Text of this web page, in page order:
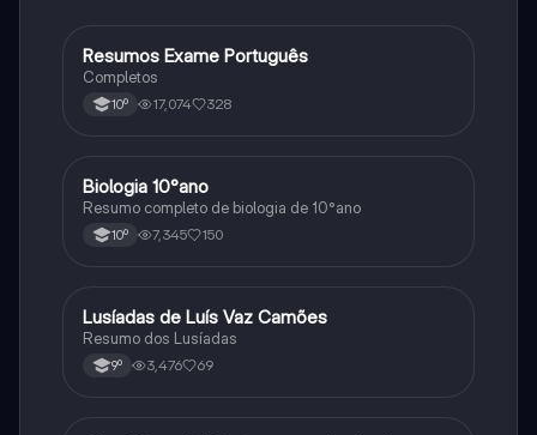
Português
Resumos Exame Português
Completos
10º 17,074 328
Biologia
Biologia 10°ano
Resumo completo de biologia de 10°ano
10º 7,345 150
Português
Lusíadas de Luís Vaz Camões
Resumo dos Lusíadas
9º 3,476 69